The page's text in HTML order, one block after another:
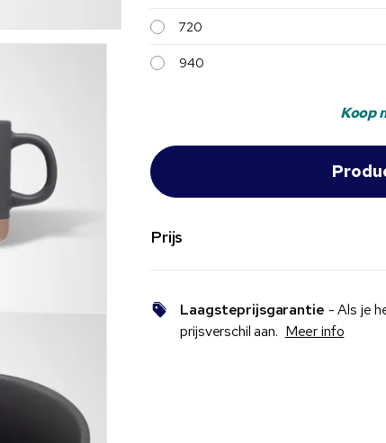
720
940
Koop
Prijs
Laagsteprijsgarantie - Als je
prijsverschil aan. Meer info